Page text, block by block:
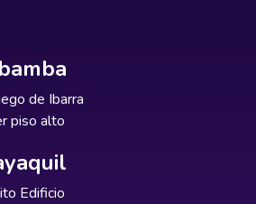
de Ibarra
piso alto
Edificio